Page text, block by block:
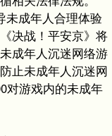
未成年人合理体验
决战！平安京》将
成年人沉迷网络游
止未成年人沉迷网
对游戏内的未成年